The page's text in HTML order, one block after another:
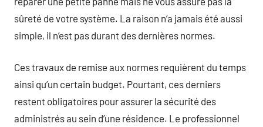
sûreté de votre système. La raison n’a jamais été aussi
simple, il n’est pas durant des dernières normes.
Ces travaux de remise aux normes requièrent du temps
ainsi qu’un certain budget. Pourtant, ces derniers
restent obligatoires pour assurer la sécurité des
administrés au sein d’une résidence. Le professionnel